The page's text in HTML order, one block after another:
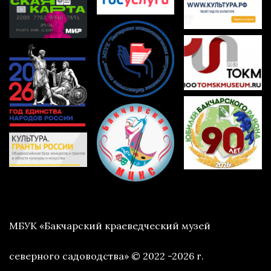
МБУК «Бакчарский краеведческий музей
северного садоводства» © 2022 -2026 г.